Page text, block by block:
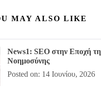
MAY ALSO LIKE
News1: SEO στην Εποχή
Νοημοσύνης
Posted on: 14 Ιουνίου, 2026